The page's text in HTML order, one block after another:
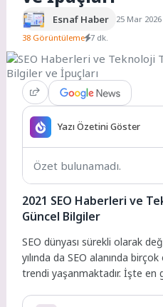
Esnaf Haber 25 Mar 2026
38 Görüntüleme 7 dk.
Yazı Özetini Göster
Özet bulunamadı.
2021 SEO Haberleri ve
Güncel Bilgiler
SEO dünyası sürekli olarak
yılında da SEO alanında
trendi yaşanmaktadır. İşte en